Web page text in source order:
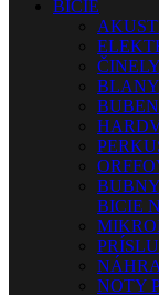
BICIE
ČINELY
BLANY
BICIE
NOTY